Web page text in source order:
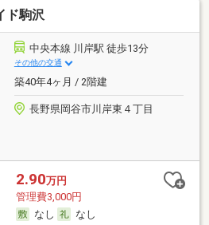
ド駒沢
中央本線 川岸駅 徒歩13分
その他の交通
築40年4ヶ月 / 2階建
長野県岡谷市川岸東４丁目
2.90万円
管理費3,000円
なし
なし